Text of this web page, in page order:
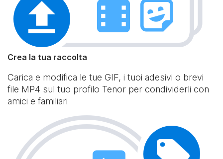
Crea la tua raccolta
Carica e modifica le tue GIF, i tuoi adesivi o brevi
file MP4 sul tuo profilo Tenor per condividerli con
amici e familiari